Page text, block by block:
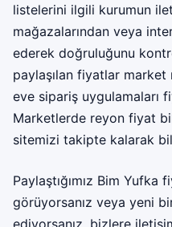
listelerini ilgili kurumun
mağazalarından veya
ederek doğruluğunu
paylaşılan fiyatlar market
eve sipariş uygulamaları
Marketlerde reyon fiyat
sitemizi takipte kalarak
Paylaştığımız Bim Yufka
görüyorsanız veya yeni
ediyorsanız, bizlere